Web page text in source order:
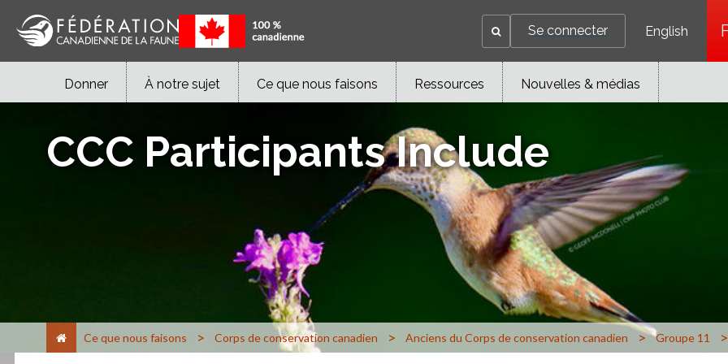
Se connecter English
Donner À notre sujet Ce que nous faisons Ressources Nouvelles & médias
CCC Participants Include
Ce que nous faisons > Corps de conservation canadien > Anciens du Corps de conservation canadien > Groupe 11 >